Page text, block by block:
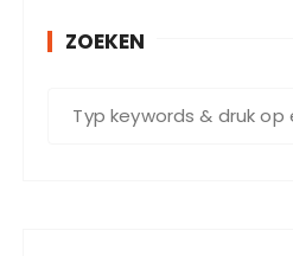
ZOEKEN